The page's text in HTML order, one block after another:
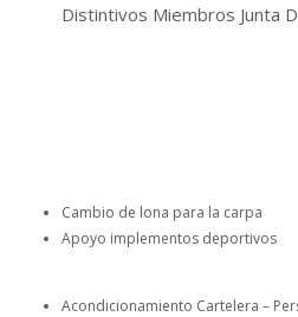
Distintivos Miembros Junta
Cambio de lona para la carpa
Apoyo implementos deportivos
Acondicionamiento Cartelera –